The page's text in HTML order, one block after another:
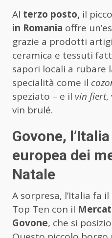
Al terzo posto, il
in Romania offre
grazie a prodotti
ceramica e tessuti
sapori locali a rubare
specialità come il
speziato – e il vin fiert,
vin brulé.
Govone,
europea dei
Natale
A sorpresa, l’Italia fa
Top Ten con il
Govone, che si